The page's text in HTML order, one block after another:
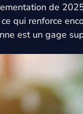
de
ce qui renforce
est un gage